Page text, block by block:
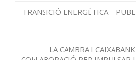
TRANSICIÓ ENERGÈTICA –
LA CAMBRA I